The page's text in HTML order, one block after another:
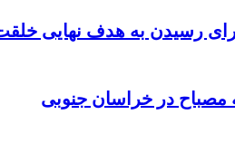
رسیدن به هدف نهایی
در خراسان جنوبی